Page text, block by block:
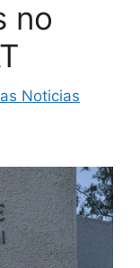
no
Noticias